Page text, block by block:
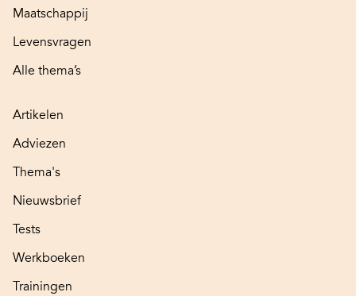
Maatschappij
Levensvragen
Alle thema’s
Artikelen
Adviezen
Thema's
Nieuwsbrief
Tests
Werkboeken
Trainingen